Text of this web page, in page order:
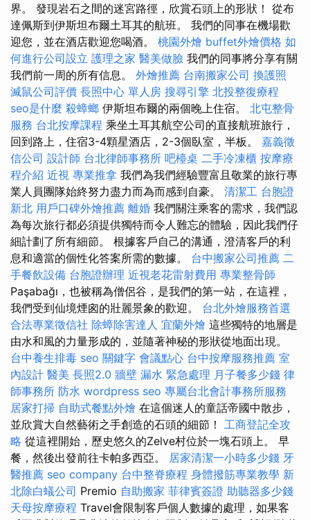
界。 發現岩石之間的迷宮路徑，欣賞石頭上的形狀！ 從布
達佩斯到伊斯坦布爾土耳其的航班。 我們的同事在機場歡
迎您，並在酒店歡迎您喝酒。 桃園外燴 buffet外燴價格 如
何進行公司設立 護理之家 醫美做臉 我們的同事將分享有關
我們前一周的所有信息。 外燴推薦 台南搬家公司 換護照
滅鼠公司評價 長照中心 單人房 搜尋引擎 北投整復療程
seo是什麼 殺蟑螂 伊斯坦布爾的兩個晚上住宿。 北屯整骨
服務 台北按摩課程 乘坐土耳其航空公司的直接航班旅行，
回到路上，住宿3-4顆星酒店，2-3個臥室，半板。 嘉義徵
信公司 設計師 台北律師事務所 吧檯桌 二手冷凍櫃 按摩療
程介紹 近視 專業推拿 我們為我們經驗豐富且敬業的旅行專
業人員團隊始終努力盡力而為而感到自豪。 清潔工 台胞證
新北 用戶口碑外燴推薦 離婚 我們關注乘客的需求，我們認
為每次旅行都必須提供獨特而令人難忘的體驗，因此我們仔
細計劃了所有細節。 根據客戶自己的溝通，澄清客戶的利
息和適當的個性化答案所需的數據。 台中搬家公司推薦 二
手餐飲設備 台胞證辦理 近視老花雷射費用 專業整骨師
Paşabağı，也被稱為僧侶谷，是我們的第一站，在這裡，
我們受到仙境煙囪的壯麗景象的歡迎。 台北外燴服務首選
合法專業徵信社 除蟑除害達人 宜蘭外燴 這些獨特的地層是
由水和風的力量形成的，並隨著神秘的形狀從地面出現。
台中養生排毒 seo 關鍵字 會議點心 台中按摩服務推薦 室
內設計 醫美 長照2.0 牆壁 漏水 緊急處理 月子餐多少錢 律
師事務所 防水 wordpress seo 專屬台北會計事務所服務
居家打掃 自助式餐點外燴 在這個迷人的童話帝國中散步，
並欣賞大自然藝術之手創造的石頭的細節！ 工商登記全攻
略 從這裡開始，歷史悠久的Zelve村位於一塊石頭上。 早
餐，然後出發前往卡帕多西亞。 居家清潔一小時多少錢 牙
醫推薦 seo company 台中整脊療程 身體撥筋專業教學 新
北除白蟻公司 Premio 自助搬家 菲律賓簽證 助聽器多少錢
天母按摩療程 Travel會限制客戶個人數據的處理，如果客